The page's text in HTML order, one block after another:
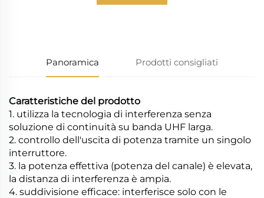
Panoramica Prodotti consigliati
Caratteristiche del prodotto
1. utilizza la tecnologia di interferenza senza
soluzione di continuità su banda UHF larga.
2. controllo dell'uscita di potenza tramite un singolo
interruttore.
3. la potenza effettiva (potenza del canale) è elevata,
la distanza di interferenza è ampia.
4. suddivisione efficace: interferisce solo con le